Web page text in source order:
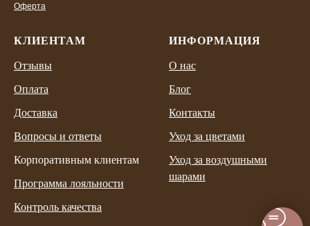
Оферта
КЛИЕНТАМ
Отзывы
Оплата
Доставка
Вопросы и ответы
Корпоративным клиентам
Программа лояльности
Контроль качества
ИНФОРМАЦИЯ
О нас
Блог
Контакты
Уход за цветами
Уход за воздушными
шарами